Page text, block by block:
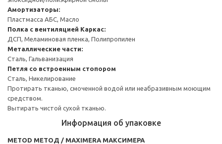
Амортизаторы:
Пластмасса АБС, Масло
Полка с вентиляцией Каркас:
ДСП, Меламиновая пленка, Полипропилен
Металлические части:
Сталь, Гальванизация
Петля со встроенным стопором
Сталь, Никелирование
Протирать тканью, смоченной водой или неабразивным моющим
средством.
Вытирать чистой сухой тканью.
Информация об упаковке
METOD МЕТОД / MAXIMERA МАКСИМЕРА